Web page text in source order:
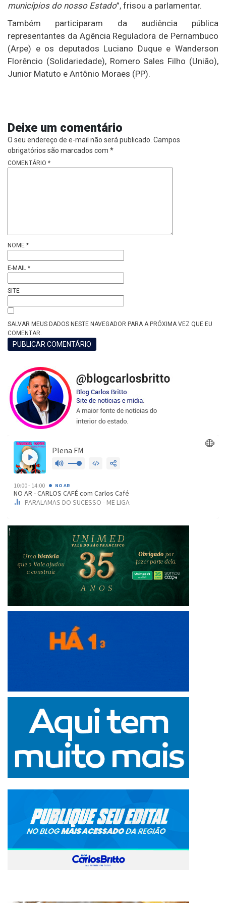
municípios do nosso Estado”, frisou a parlamentar.
Também participaram da audiência pública
representantes da Agência Reguladora de Pernambuco
(Arpe) e os deputados Luciano Duque e Wanderson
Florêncio (Solidariedade), Romero Sales Filho (União),
Junior Matuto e Antônio Moraes (PP).
Deixe um comentário
O seu endereço de e-mail não será publicado. Campos
obrigatórios são marcados com *
COMENTÁRIO *
NOME *
E-MAIL *
SITE
SALVAR MEUS DADOS NESTE NAVEGADOR PARA A PRÓXIMA VEZ QUE EU
COMENTAR.